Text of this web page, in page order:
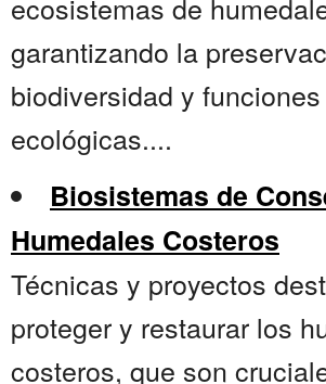
garantizando la
biodiversidad y funciones
ecológicas....
Biosistemas de
Humedales Costeros
Técnicas y proyectos
proteger y restaurar los
costeros, que son